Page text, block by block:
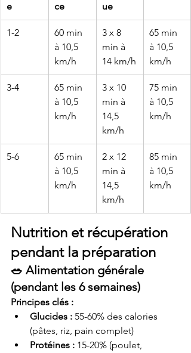
e
ce
ue
1-2
60 min
à 10,5
km/h
3 x 8
min à
14 km/h
65 min
à 10,5
km/h
3-4
65 min
à 10,5
km/h
3 x 10
min à
14,5
km/h
75 min
à 10,5
km/h
5-6
65 min
à 10,5
km/h
2 x 12
min à
14,5
km/h
85 min
à 10,5
km/h
Nutrition et récupération
pendant la préparation
🥗 Alimentation générale
(pendant les 6 semaines)
Principes clés :
Glucides : 55-60% des calories
(pâtes, riz, pain complet)
Protéines : 15-20% (poulet,